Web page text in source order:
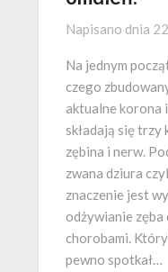
Napisano dnia
Na jednym
czego
aktualne korona
składają się
zębina i nerw.
zwana dziura
znaczenie jest
odżywianie
chorobami.
pewno spotkał…